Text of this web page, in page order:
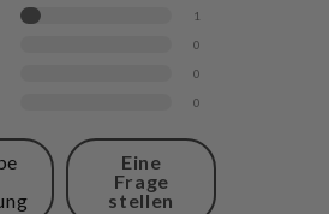
1
0
0
0
Eine
Frage
stellen